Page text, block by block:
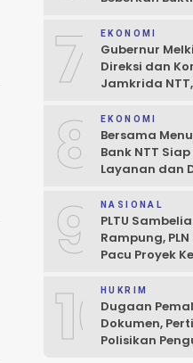
7 EKONOMI
Gubernur
Direksi dan
Jamkrida
Kredit UMKM
8 EKONOMI
Bersama
Bank NTT
Layanan dan
9 NASIONAL
PLTU
Rampung, PLN
Pacu Proyek
10HUKRIM
Dugaan
Dokumen,
Polisikan